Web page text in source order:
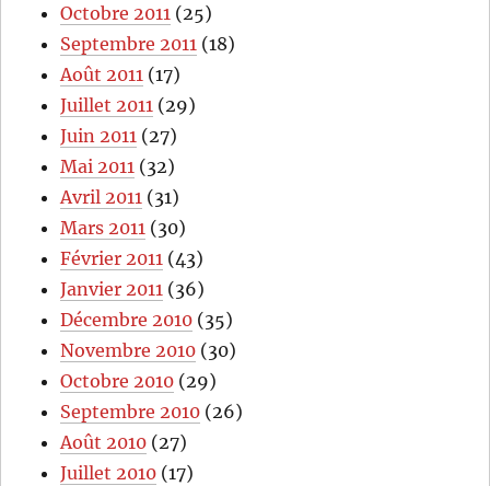
Octobre 2011 (25)
Septembre 2011 (18)
Août 2011 (17)
Juillet 2011 (29)
Juin 2011 (27)
Mai 2011 (32)
Avril 2011 (31)
Mars 2011 (30)
Février 2011 (43)
Janvier 2011 (36)
Décembre 2010 (35)
Novembre 2010 (30)
Octobre 2010 (29)
Septembre 2010 (26)
Août 2010 (27)
Juillet 2010 (17)